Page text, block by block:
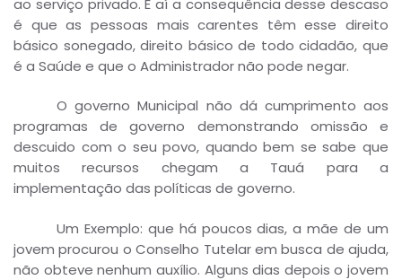
ao serviço privado. E aí a consequência desse descaso
é que as pessoas mais carentes têm esse direito
básico sonegado, direito básico de todo cidadão, que
é a Saúde e que o Administrador não pode negar.
O governo Municipal não dá cumprimento aos
programas de governo demonstrando omissão e
descuido com o seu povo, quando bem se sabe que
muitos recursos chegam a Tauá para a
implementação das políticas de governo.
Um Exemplo: que há poucos dias, a mãe de um
jovem procurou o Conselho Tutelar em busca de ajuda,
não obteve nenhum auxílio. Alguns dias depois o jovem